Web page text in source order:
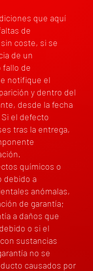
que aquí
de
coste, si se
de un
fallo de
notifique el
y dentro del
desde la fecha
el defecto
tras la entrega,
químicos o
debido a
anómalas,
de garantía;
a daños que
o si el
sustancias
no se
causados por